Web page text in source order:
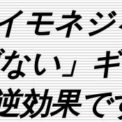
モネ
い」
効果